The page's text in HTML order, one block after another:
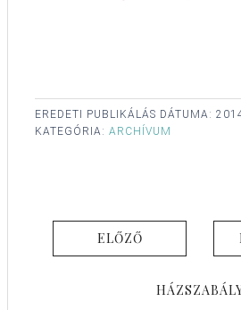
EREDETI PUBLIKÁLÁS DÁTUMA:
KATEGÓRIA: ARCHÍVUM
ELŐZŐ